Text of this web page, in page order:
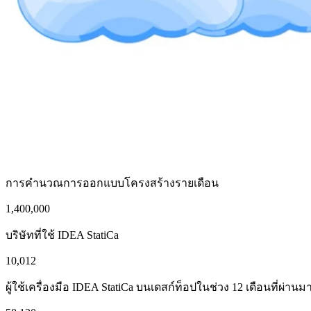
การคำนวณการออกแบบโครงสร้างรายเดือน
1,400,000
บริษัทที่ใช้ IDEA StatiCa
10,012
ผู้ใช้เครื่องมือ IDEA StatiCa บนเดสก์ท็อปในช่วง 12 เดือนที่ผ่านม